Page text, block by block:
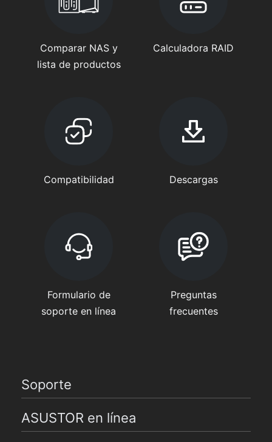
Comparar NAS y
lista de productos
Calculadora RAID
Compatibilidad Descargas
Formulario de
soporte en línea
Preguntas
frecuentes
Soporte
ASUSTOR en línea